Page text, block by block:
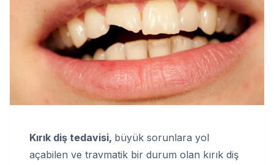
Kırık diş tedavisi, büyük sorunlara yol
açabilen ve travmatik bir durum olan kırık diş